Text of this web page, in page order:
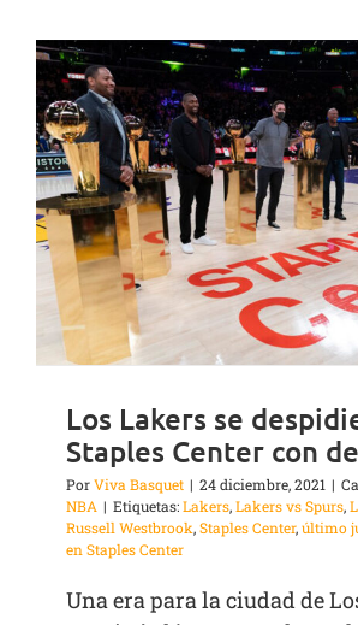
Los Lakers se
Staples Center con
PorViva Basquet | 24 diciembre, 2021 |
NBA | Etiquetas:Lakers,Lakers vs Spurs,
Russell Westbrook,Staples Center,último
en Staples Center
Una era para la ciudad de